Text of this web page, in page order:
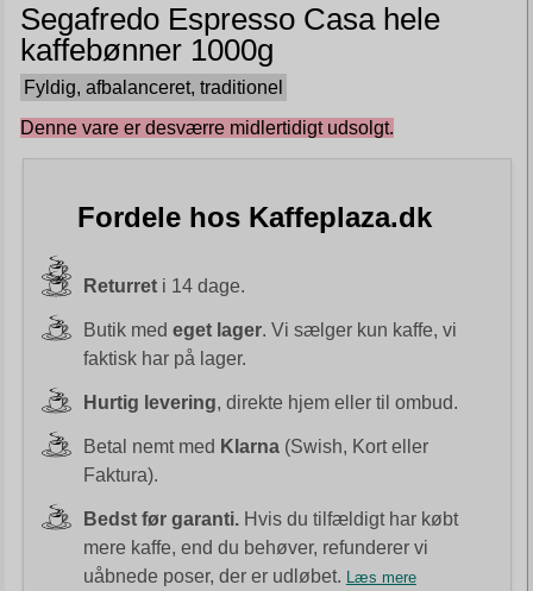
Segafredo Espresso Casa hele
kaffebønner 1000g
Fyldig, afbalanceret, traditionel
Denne vare er desværre midlertidigt udsolgt.
Fordele hos Kaffeplaza.dk
Returreti 14 dage.
Butik med eget lager. Vi sælger kun kaffe, vi
faktisk har på lager.
Hurtig levering, direkte hjem eller til ombud.
Betal nemt med Klarna(Swish, Kort eller
Faktura).
Bedst før garanti.Hvis du tilfældigt har købt
mere kaffe, end du behøver, refunderer vi
uåbnede poser, der er udløbet.
Læs mere